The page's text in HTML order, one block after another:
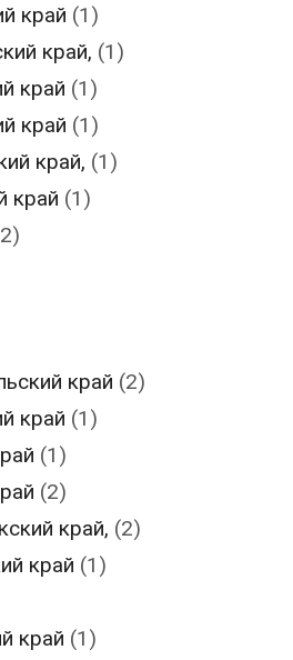
край (1)
край, (1)
край (1)
край (1)
край, (1)
край (1)
край (2)
край (1)
(1)
(2)
край, (2)
край (1)
край (1)